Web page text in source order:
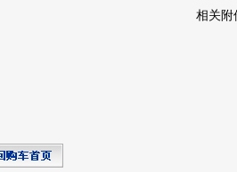
相关附